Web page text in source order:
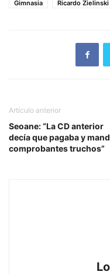
Gimnasia
Ricardo Zielinski
Artículo anterior
Seoane: “La CD anterior
decía que pagaba y
comprobantes truchos”